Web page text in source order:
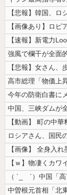
【悲報】韓国、ロ
中国、三峡ダムが
【動画】 町の中
ロシアさん、国民
【ｗ】物凄くカワ
中曽根元首相「北